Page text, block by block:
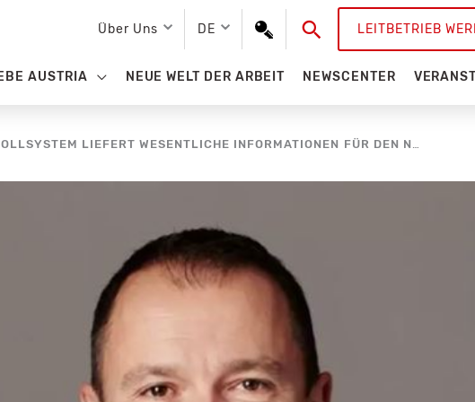
Über Uns DE SuchenLEITBETRIEB
AUSTRIA NEUE WELT DER ARBEIT NEWSCENTER